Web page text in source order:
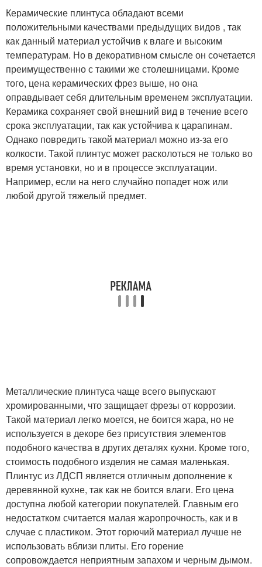
Керамические плинтуса обладают всеми
положительными качествами предыдущих видов , так
как данный материал устойчив к влаге и высоким
температурам. Но в декоративном смысле он сочетается
преимущественно с такими же столешницами. Кроме
того, цена керамических фрез выше, но она
оправдывает себя длительным временем эксплуатации.
Керамика сохраняет свой внешний вид в течение всего
срока эксплуатации, так как устойчива к царапинам.
Однако повредить такой материал можно из-за его
колкости. Такой плинтус может расколоться не только во
время установки, но и в процессе эксплуатации.
Например, если на него случайно попадет нож или
любой другой тяжелый предмет.
Металлические плинтуса чаще всего выпускают
хромированными, что защищает фрезы от коррозии.
Такой материал легко моется, не боится жара, но не
используется в декоре без присутствия элементов
подобного качества в других деталях кухни. Кроме того,
стоимость подобного изделия не самая маленькая.
Плинтус из ЛДСП является отличным дополнение к
деревянной кухне, так как не боится влаги. Его цена
доступна любой категории покупателей. Главным его
недостатком считается малая жаропрочность, как и в
случае с пластиком. Этот горючий материал лучше не
использовать вблизи плиты. Его горение
сопровождается неприятным запахом и черным дымом.